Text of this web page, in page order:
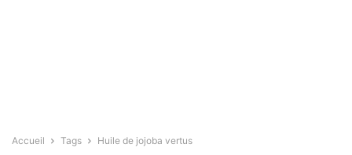
Accueil Tags Huile de jojoba vertus